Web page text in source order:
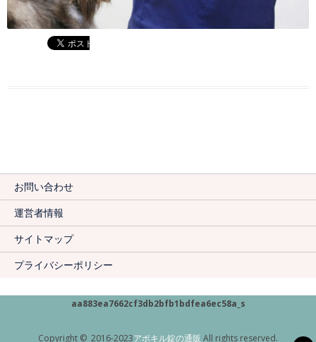
お問い合わせ
運営者情報
サイトマップ
プライバシーポリシー
aa883ea7662cf3db2bfb1bdfea6ec58a_s
Copyright © 2016-2023アポキル錠の通販All rights reserved.